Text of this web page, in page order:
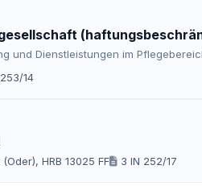
und Dienstleistungen im
14
HRB 13025 FF 3 IN 252/17